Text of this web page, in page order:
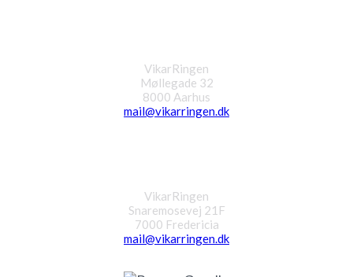
VikarRingen
Møllegade 32
8000 Aarhus
mail@vikarringen.dk
VikarRingen
Snaremosevej 21F
7000 Fredericia
mail@vikarringen.dk